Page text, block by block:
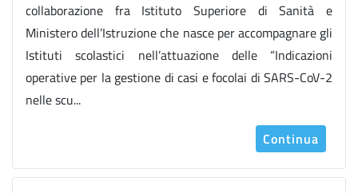
collaborazione fra Istituto Superiore di Sanità e
Ministero dell’Istruzione che nasce per accompagnare gli
Istituti scolastici nell’attuazione delle “Indicazioni
operative per la gestione di casi e focolai di SARS-CoV-2
nelle scu...
Continua